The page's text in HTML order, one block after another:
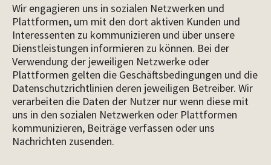
Wir engagieren uns in sozialen Netzwerken und
Plattformen, um mit den dort aktiven Kunden und
Interessenten zu kommunizieren und über unsere
Dienstleistungen informieren zu können. Bei der
Verwendung der jeweiligen Netzwerke oder
Plattformen gelten die Geschäftsbedingungen und die
Datenschutzrichtlinien deren jeweiligen Betreiber. Wir
verarbeiten die Daten der Nutzer nur wenn diese mit
uns in den sozialen Netzwerken oder Plattformen
kommunizieren, Beiträge verfassen oder uns
Nachrichten zusenden.